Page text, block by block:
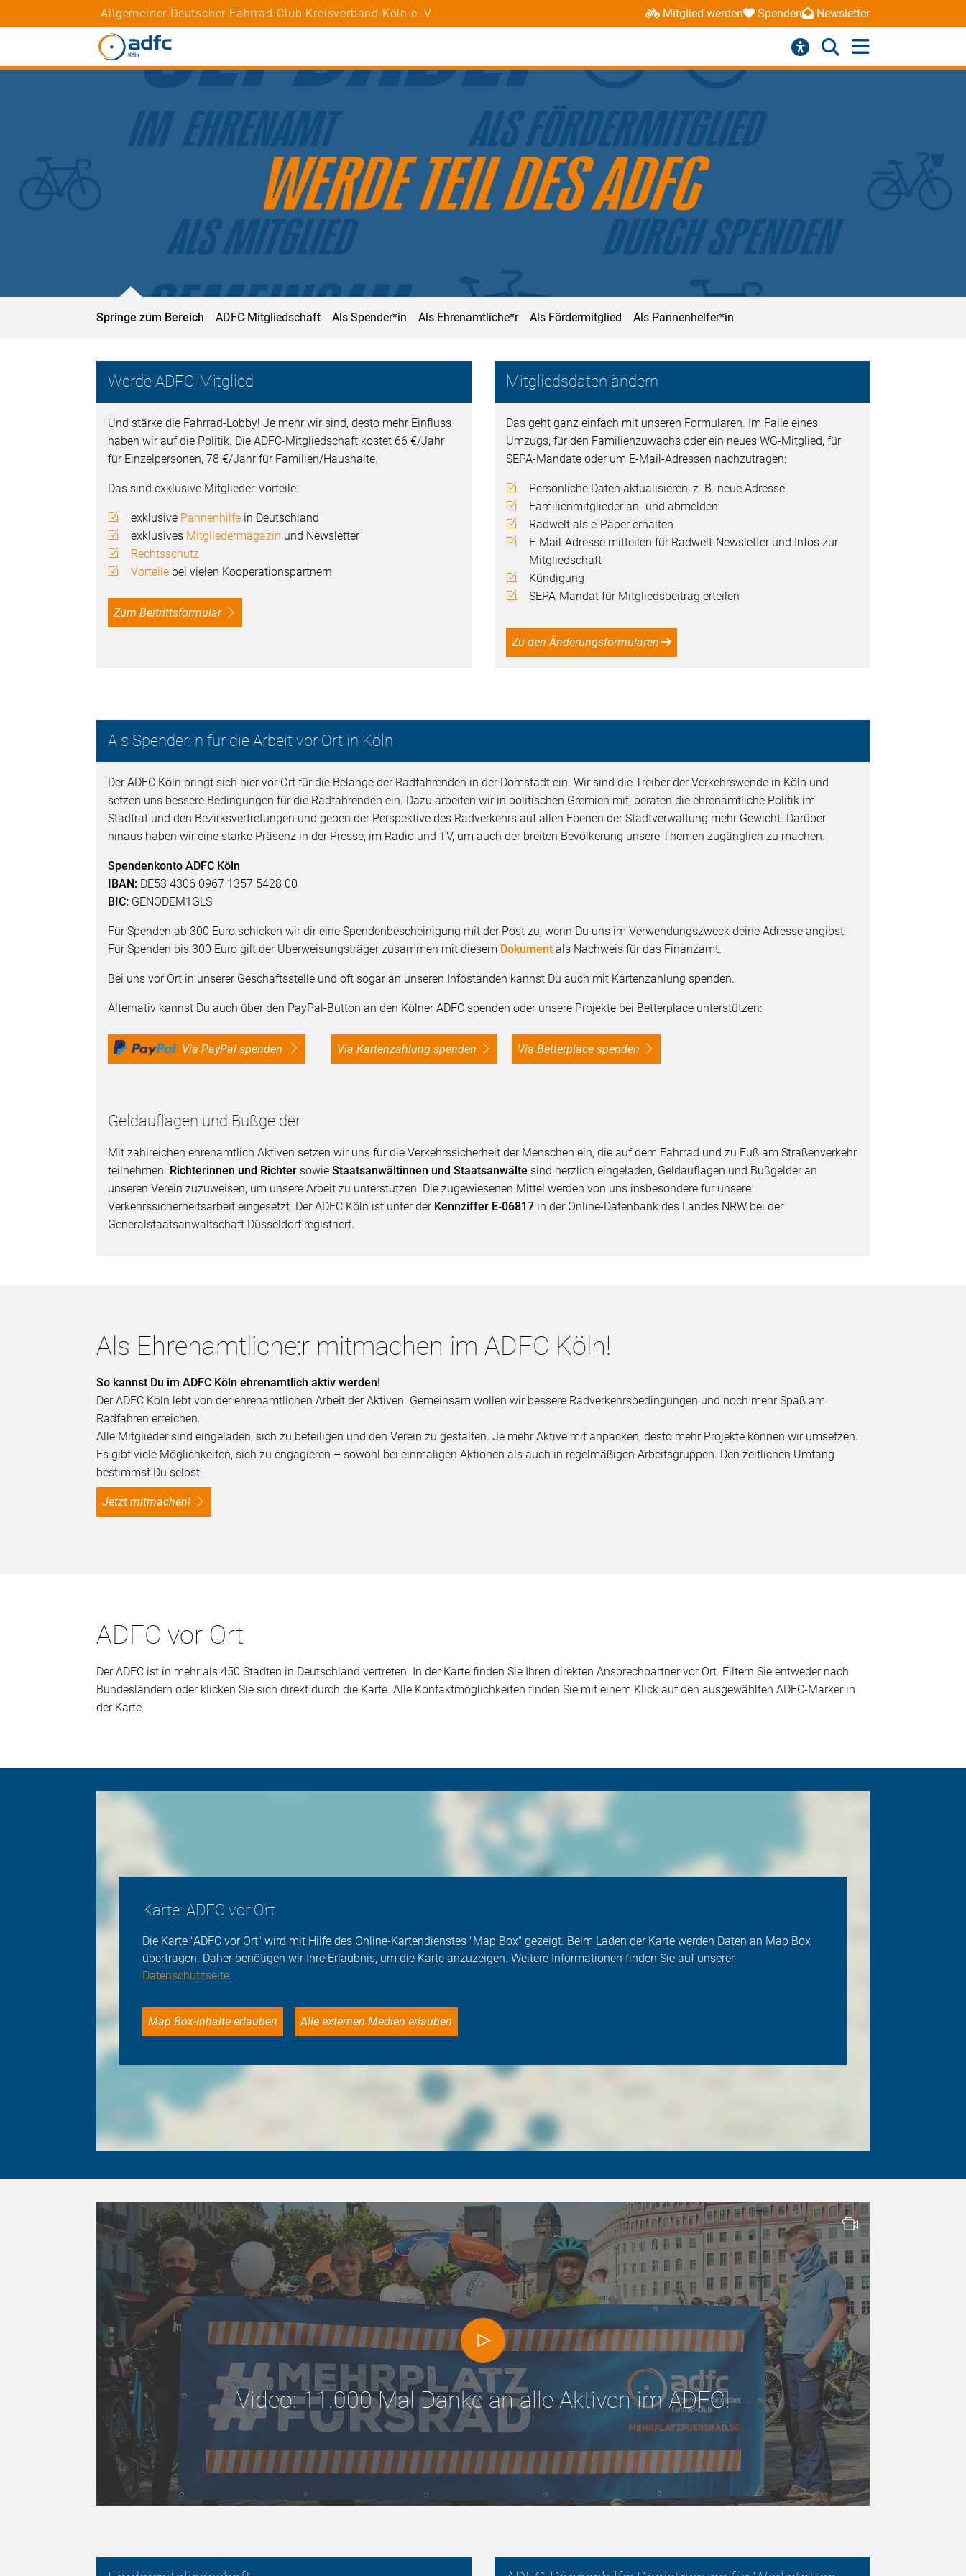
Allgemeiner Deutscher Fahrrad-Club Kreisverband Köln e. V. Mitglied werden Spenden Newsletter
Springe zum Bereich ADFC-Mitgliedschaft Als Spender*in Als Ehrenamtliche*r Als Fördermitglied Als Pannenhelfer*in
Werde ADFC-Mitglied
Und stärke die Fahrrad-Lobby! Je mehr wir sind, desto mehr Einfluss
haben wir auf die Politik. Die ADFC-Mitgliedschaft kostet 66 €/Jahr
für Einzelpersonen, 78 €/Jahr für Familien/Haushalte.
Das sind exklusive Mitglieder-Vorteile:
exklusive Pannenhilfe in Deutschland
exklusives Mitgliedermagazin und Newsletter
Rechtsschutz
Vorteile bei vielen Kooperationspartnern
Zum Beitrittsformular
Mitgliedsdaten ändern
Das geht ganz einfach mit unseren Formularen. Im Falle eines
Umzugs, für den Familienzuwachs oder ein neues WG-Mitglied, für
SEPA-Mandate oder um E-Mail-Adressen nachzutragen:
Persönliche Daten aktualisieren, z. B. neue Adresse
Familienmitglieder an- und abmelden
Radwelt als e-Paper erhalten
E-Mail-Adresse mitteilen für Radwelt-Newsletter und Infos zur
Mitgliedschaft
Kündigung
SEPA-Mandat für Mitgliedsbeitrag erteilen
Zu den Änderungsformularen
Als Spender:in für die Arbeit vor Ort in Köln
Der ADFC Köln bringt sich hier vor Ort für die Belange der Radfahrenden in der Domstadt ein. Wir sind die Treiber der Verkehrswende in Köln und
setzen uns bessere Bedingungen für die Radfahrenden ein. Dazu arbeiten wir in politischen Gremien mit, beraten die ehrenamtliche Politik im
Stadtrat und den Bezirksvertretungen und geben der Perspektive des Radverkehrs auf allen Ebenen der Stadtverwaltung mehr Gewicht. Darüber
hinaus haben wir eine starke Präsenz in der Presse, im Radio und TV, um auch der breiten Bevölkerung unsere Themen zugänglich zu machen.
Spendenkonto ADFC Köln
IBAN: DE53 4306 0967 1357 5428 00
BIC: GENODEM1GLS
Für Spenden ab 300 Euro schicken wir dir eine Spendenbescheinigung mit der Post zu, wenn Du uns im Verwendungszweck deine Adresse angibst.
Für Spenden bis 300 Euro gilt der Überweisungsträger zusammen mit diesem Dokument als Nachweis für das Finanzamt.
Bei uns vor Ort in unserer Geschäftsstelle und oft sogar an unseren Infoständen kannst Du auch mit Kartenzahlung spenden.
Alternativ kannst Du auch über den PayPal-Button an den Kölner ADFC spenden oder unsere Projekte bei Betterplace unterstützen:
Via PayPal spenden Via Kartenzahlung spenden Via Betterplace spenden
Geldauflagen und Bußgelder
Mit zahlreichen ehrenamtlich Aktiven setzen wir uns für die Verkehrssicherheit der Menschen ein, die auf dem Fahrrad und zu Fuß am Straßenverkehr
teilnehmen. Richterinnen und Richter sowieStaatsanwältinnen und Staatsanwälte sind herzlich eingeladen, Geldauflagen und Bußgelder an
unseren Verein zuzuweisen, um unsere Arbeit zu unterstützen. Die zugewiesenen Mittel werden von uns insbesondere für unsere
Verkehrssicherheitsarbeit eingesetzt. Der ADFC Köln ist unter der Kennziffer E‑06817 in der Online-Datenbank des Landes NRW bei der
Generalstaatsanwaltschaft Düsseldorf registriert.
Als Ehrenamtliche:r mitmachen im ADFC Köln!
So kannst Du im ADFC Köln ehrenamtlich aktiv werden!
Der ADFC Köln lebt von der ehrenamtlichen Arbeit der Aktiven. Gemeinsam wollen wir bessere Radverkehrsbedingungen und noch mehr Spaß am
Radfahren erreichen.
Alle Mitglieder sind eingeladen, sich zu beteiligen und den Verein zu gestalten. Je mehr Aktive mit anpacken, desto mehr Projekte können wir umsetzen.
Es gibt viele Möglichkeiten, sich zu engagieren – sowohl bei einmaligen Aktionen als auch in regelmäßigen Arbeitsgruppen. Den zeitlichen Umfang
bestimmst Du selbst.
Jetzt mitmachen!
ADFC vor Ort
Der ADFC ist in mehr als 450 Städten in Deutschland vertreten. In der Karte finden Sie Ihren direkten Ansprechpartner vor Ort. Filtern Sie entweder nach
Bundesländern oder klicken Sie sich direkt durch die Karte. Alle Kontaktmöglichkeiten finden Sie mit einem Klick auf den ausgewählten ADFC-Marker in
der Karte.
Karte: ADFC vor Ort
Die Karte "ADFC vor Ort" wird mit Hilfe des Online-Kartendienstes "Map Box" gezeigt. Beim Laden der Karte werden Daten an Map Box
übertragen. Daher benötigen wir Ihre Erlaubnis, um die Karte anzuzeigen. Weitere Informationen finden Sie auf unserer
Datenschutzseite.
Map Box-Inhalte erlauben Alle externen Medien erlauben
Video: 11.000 Mal Danke an alle Aktiven im ADFC!